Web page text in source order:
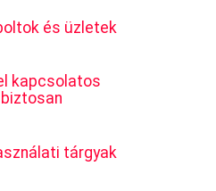
és üzletek
kapcsolatos
tárgyak